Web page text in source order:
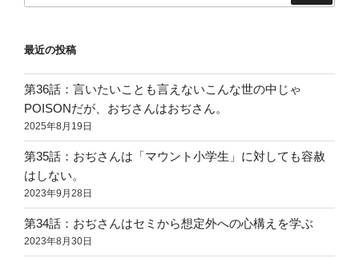
最近の投稿
第36話：言いたいことも言えないこんな世の中じゃ
POISONだが、おぢさんはおぢさん。
2025年8月19日
第35話：おぢさんは「マウント小学生」に対しても容赦
はしない。
2023年9月28日
第34話：おぢさんはセミから想定外への心構えを学ぶ
2023年8月30日